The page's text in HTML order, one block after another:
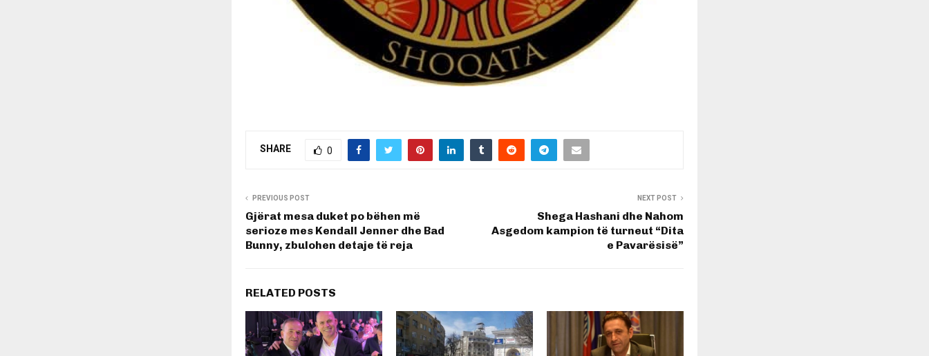
SHARE 0
PREVIOUS POST
Gjërat mesa duket po bëhen më
serioze mes Kendall Jenner dhe Bad
Bunny, zbulohen detaje të reja
NEXT POST
Shega Hashani dhe Nahom
Asgedom kampion të turneut “Dita
e Pavarësisë”
RELATED POSTS